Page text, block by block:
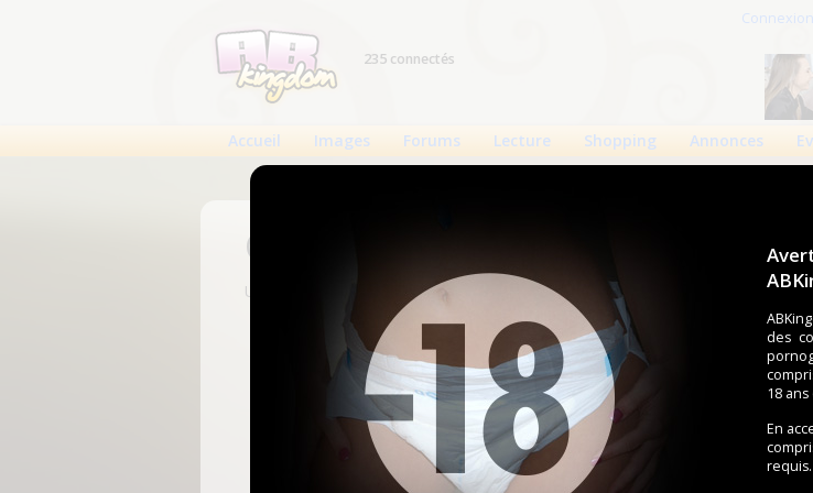
des
18
En
requis.
Connexion
235 connectés
Accueil Images Forums Lecture Shopping Annonces
Connexion
Un compte est nécessaire pour voir cette page.
Nom d'utilisateur
Mot de passe